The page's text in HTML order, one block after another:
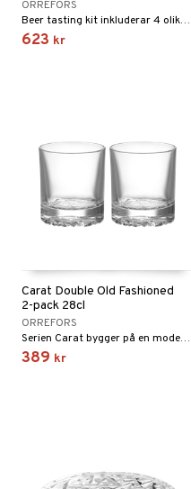
ORREFORS
Beer tasting kit inkluderar 4 olika ölglas.
623 kr
Carat Double Old Fashioned
2-pack 28cl
ORREFORS
Serien Carat bygger på en modern tolkning av den traditionella glasslipning som har gjort Orrefors världsberömt.
389 kr